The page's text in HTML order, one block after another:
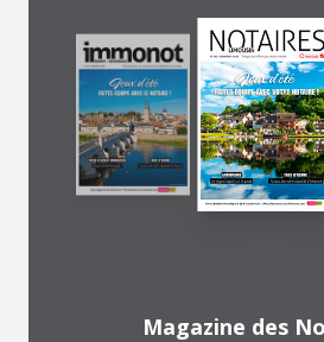
Magazine des